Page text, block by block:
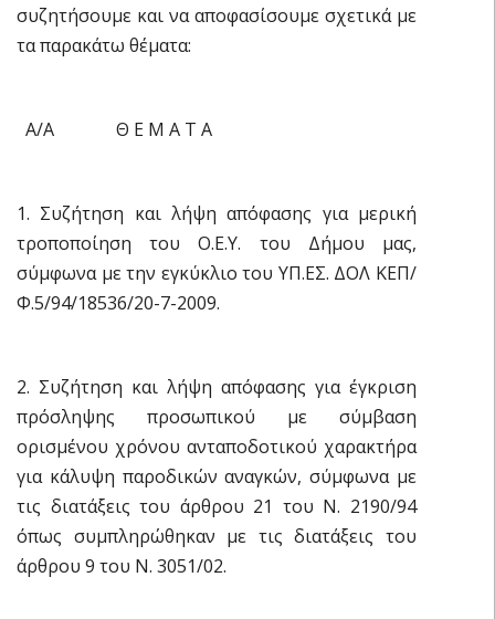
συζητήσουμε και να αποφασίσουμε σχετικά με
τα παρακάτω θέματα:
Α/Α Θ Ε Μ Α Τ Α
1. Συζήτηση και λήψη απόφασης για μερική
τροποποίηση του Ο.Ε.Υ. του Δήμου μας,
σύμφωνα με την εγκύκλιο του ΥΠ.ΕΣ. ΔΟΛ ΚΕΠ/
Φ.5/94/18536/20-7-2009.
2. Συζήτηση και λήψη απόφασης για έγκριση
πρόσληψης προσωπικού με σύμβαση
ορισμένου χρόνου ανταποδοτικού χαρακτήρα
για κάλυψη παροδικών αναγκών, σύμφωνα με
τις διατάξεις του άρθρου 21 του Ν. 2190/94
όπως συμπληρώθηκαν με τις διατάξεις του
άρθρου 9 του Ν. 3051/02.